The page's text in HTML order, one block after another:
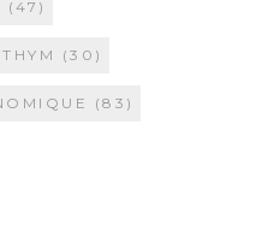
(47)
THYM (30)
(83)